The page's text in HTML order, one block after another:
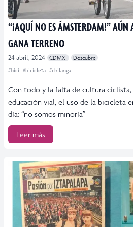
“¡AQUÍ NO ES ÁMSTERDAM!”
GANA TERRENO
24 abril, 2024 CDMX
Descubre
#bici #bicicleta #chilanga
Con todo y la falta de cultura
educación vial, el uso de la bicicleta
día: “no somos minoría”
Leer más